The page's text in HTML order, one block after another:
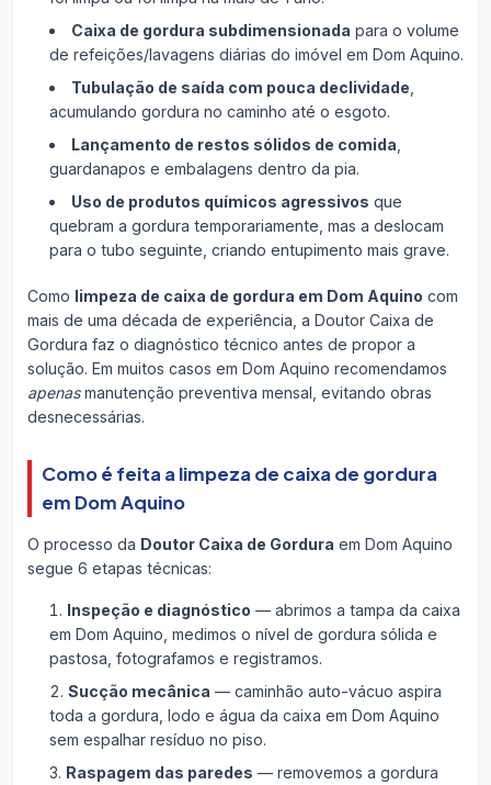
Caixa de gordura subdimensionada para o volume
de refeições/lavagens diárias do imóvel em Dom Aquino.
Tubulação de saída com pouca declividade
acumulando gordura no caminho até o esgoto.
Lançamento de restos sólidos de comida
guardanapos e embalagens dentro da pia.
Uso de produtos químicos agressivos que
quebram a gordura temporariamente, mas a deslocam
para o tubo seguinte, criando entupimento mais grave.
Como limpeza de caixa de gordura em Dom Aquino com
mais de uma década de experiência, a Doutor Caixa de
Gordura faz o diagnóstico técnico antes de propor a
solução. Em muitos casos em Dom Aquino recomendamos
apenasmanutenção preventiva mensal, evitando obras
desnecessárias.
Como é feita a limpeza de caixa de gordura
em Dom Aquino
O processo da Doutor Caixa de Gordura em Dom Aquino
segue 6 etapas técnicas:
Inspeção e diagnóstico — abrimos a tampa da caixa
em Dom Aquino, medimos o nível de gordura sólida e
pastosa, fotografamos e registramos.
Sucção mecânica — caminhão auto-vácuo aspira
toda a gordura, lodo e água da caixa em Dom Aquino
sem espalhar resíduo no piso.
Raspagem das paredes — removemos a gordura